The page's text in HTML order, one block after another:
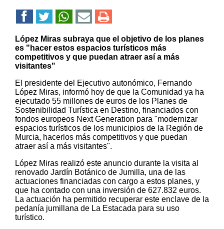
López Miras subraya que el objetivo de los planes
es "hacer estos espacios turísticos más
competitivos y que puedan atraer así a más
visitantes"
El presidente del Ejecutivo autonómico, Fernando
López Miras, informó hoy de que la Comunidad ya ha
ejecutado 55 millones de euros de los Planes de
Sostenibilidad Turística en Destino, financiados con
fondos europeos Next Generation para "modernizar
espacios turísticos de los municipios de la Región de
Murcia, hacerlos más competitivos y que puedan
atraer así a más visitantes".
López Miras realizó este anuncio durante la visita al
renovado Jardín Botánico de Jumilla, una de las
actuaciones financiadas con cargo a estos planes, y
que ha contado con una inversión de 627.832 euros.
La actuación ha permitido recuperar este enclave de la
pedanía jumillana de La Estacada para su uso
turístico.